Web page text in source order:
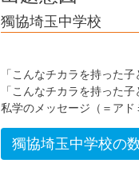
獨協埼玉中学校
「こんなチカラを持った子
「こんなチカラを持った子
私学のメッセージ（＝アド
獨協埼玉中学校の